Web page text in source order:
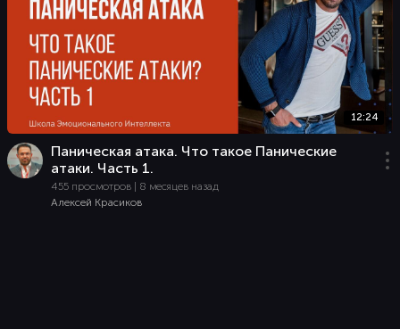
12:24
Паническая атака. Что такое Панические
атаки. Часть 1.
455 просмотров | 8 месяцев назад
Алексей Красиков